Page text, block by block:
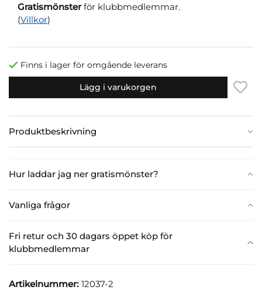
Gratismönsterför klubbmedlemmar.
(Villkor)
Finns i lager för omgående leverans
Lägg i varukorgen
Produktbeskrivning
Hur laddar jag ner gratismönster?
Vanliga frågor
Fri retur och 30 dagars öppet köp för
klubbmedlemmar
Artikelnummer: 12037-2